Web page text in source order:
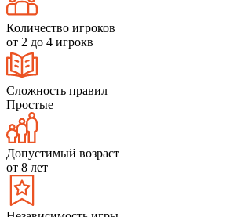
Количество игроков
от 2 до 4 игрокв
Сложность правил
Простые
Допустимый возраст
от 8 лет